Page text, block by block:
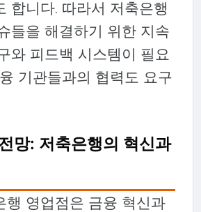
합니다. 따라서 저축은행
들을 해결하기 위한 지속
와 피드백 시스템이 필요
기관들과의 협력도 요구
망: 저축은행의 혁신과
행 영업점은 금융 혁신과